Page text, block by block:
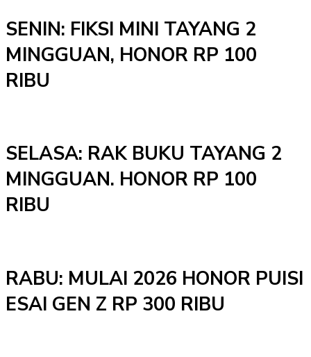
SENIN: FIKSI MINI TAYANG 2
MINGGUAN, HONOR RP 100
RIBU
SELASA: RAK BUKU TAYANG 2
MINGGUAN. HONOR RP 100
RIBU
RABU: MULAI 2026 HONOR PUISI
ESAI GEN Z RP 300 RIBU